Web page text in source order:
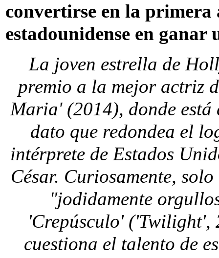
convertirse en la primera
estadounidense en ganar
La joven estrella de
premio a la mejor actriz
Maria' (2014), donde
dato que redondea el
intérprete de Estados
César. Curiosamente,
"jodidamente
'Crepúsculo' ('Twilight',
cuestiona el talento de